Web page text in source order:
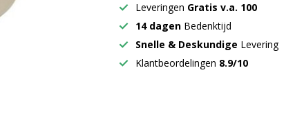
Leveringen Gratis v.a. 100
14 dagen Bedenktijd
Snelle & Deskundige Levering
Klantbeordelingen 8.9/10